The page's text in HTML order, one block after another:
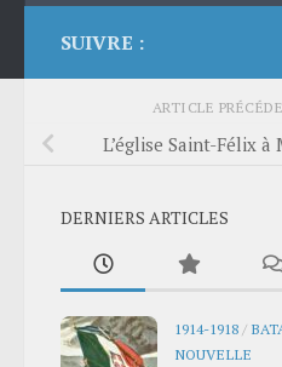
SUIVRE :
ARTICLE
L’église Saint-Félix à
DERNIERS ARTICLES
1914-1918 /
NOUVELLE